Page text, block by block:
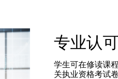
专业认可
学生可在修读课
关执业资格考试